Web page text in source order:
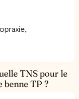
TNS pour le
benne TP ?